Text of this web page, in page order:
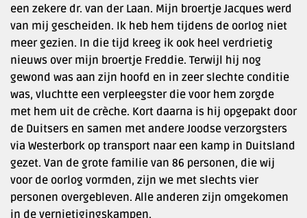
een zekere dr. van der Laan. Mijn broertje Jacques werd
van mij gescheiden. Ik heb hem tijdens de oorlog niet
meer gezien. In die tijd kreeg ik ook heel verdrietig
nieuws over mijn broertje Freddie. Terwijl hij nog
gewond was aan zijn hoofd en in zeer slechte conditie
was, vluchtte een verpleegster die voor hem zorgde
met hem uit de crèche. Kort daarna is hij opgepakt door
de Duitsers en samen met andere Joodse verzorgsters
via Westerbork op transport naar een kamp in Duitsland
gezet. Van de grote familie van 86 personen, die wij
voor de oorlog vormden, zijn we met slechts vier
personen overgebleven. Alle anderen zijn omgekomen
in de vernietigingskampen.